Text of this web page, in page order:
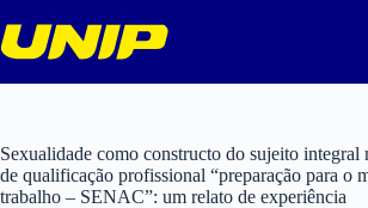
para
o
Sexualidade como constructo do sujeito integral
de qualificação profissional “preparação para o
trabalho – SENAC”: um relato de experiência